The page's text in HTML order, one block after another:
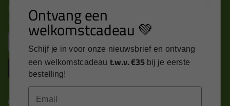
Nieuws, tips en exclusieve deals rechtstreeks in je
inbox
Inschrijven
Kitcentrum is trots op:
Ontvang een
welkomstcadeau 💚
Schijf je in voor onze nieuwsbrief en ontvang
een welkomstcadeau t.w.v. €35 bij je eerste
bestelling!
Email